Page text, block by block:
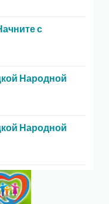
с
Народной
Народной